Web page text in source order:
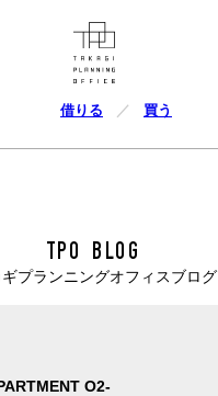
借りる 買う
TPO BLOG
ギプランニングオフィスブログ
O2-